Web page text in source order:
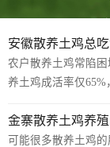
安徽散养土鸡总
农户散养土鸡常陷
养土鸡成活率仅
单一”。下文结合农
证的忠告，帮农户
金寨散养土鸡养
可能很多散养土鸡